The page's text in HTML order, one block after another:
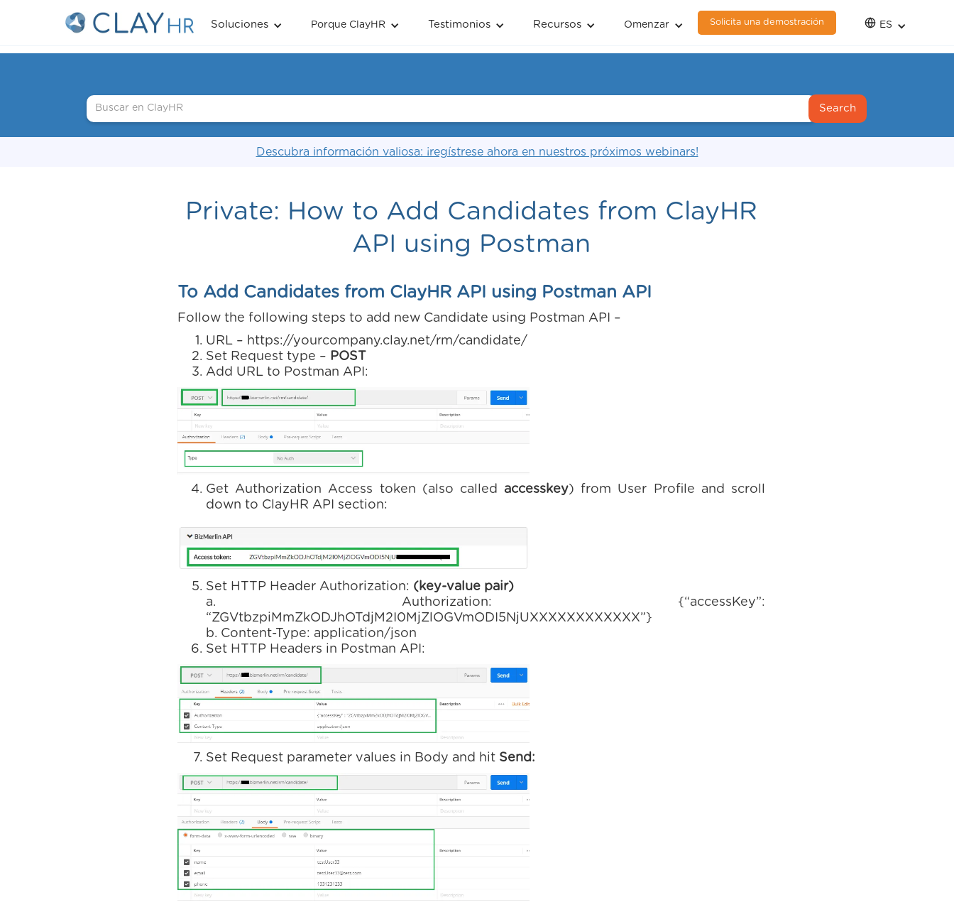
Soluciones Porque ClayHR Testimonios Recursos Omenzar Solicita una demostración ES
Descubra información valiosa: ¡regístrese ahora en nuestros próximos webinars!
Private: How to Add Candidates from ClayHR
API using Postman
To Add Candidates from ClayHR API using Postman API
Follow the following steps to add new Candidate using Postman API –
URL – https://yourcompany.clay.net/rm/candidate/
Set Request type – POST
Add URL to Postman API:
Get Authorization Access token (also called accesskey) from User Profile and scroll
down to ClayHR API section:
Set HTTP Header Authorization: (key-value pair)
a. Authorization: {“accessKey”:
“ZGVtbzpiMmZkODJhOTdjM2I0MjZlOGVmODI5NjUXXXXXXXXXXXX”}
b. Content-Type: application/json
Set HTTP Headers in Postman API:
Set Request parameter values in Body and hit Send: